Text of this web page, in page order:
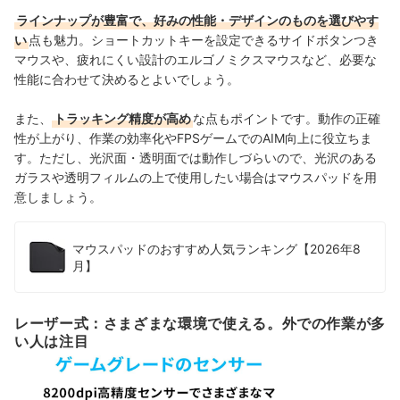
ラインナップが豊富で、好みの性能・デザインのものを選びやす
い 点も魅力。ショートカットキーを設定できるサイドボタンつき
マウスや、疲れにくい設計のエルゴノミクスマウスなど、必要な
性能に合わせて決めるとよいでしょう。
また、 トラッキング精度が高めな点もポイントです。動作の正確
性が上がり、作業の効率化やFPSゲームでのAIM向上に役立ちま
す。 ただし、 光沢面・透明面では動作しづらいので、 光沢のある
ガラスや透明フィルムの上で使用したい場合はマウスパッドを用
意しましょう。
マウスパッドのおすすめ人気ランキング【2026年8
月】
レーザー式：さまざまな環境で使える。外での作業が多
い人は注目